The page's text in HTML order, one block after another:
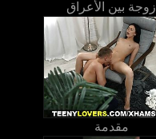
زوجة بين الأعراق
مقدمة